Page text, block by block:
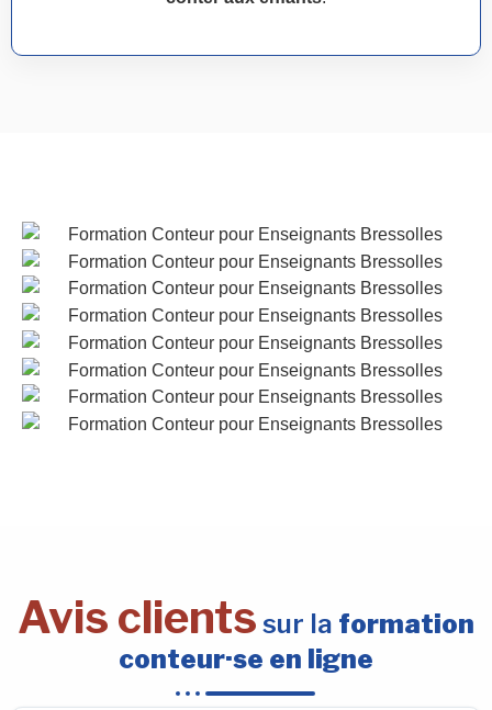
Avis clients sur la formation
conteur·se en ligne